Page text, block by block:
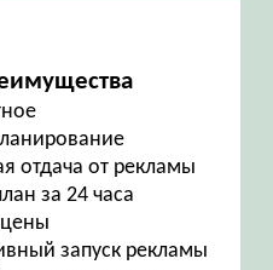
отдача от рекламы
за 24 часа
запуск рекламы